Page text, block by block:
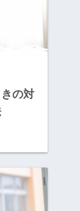
の対